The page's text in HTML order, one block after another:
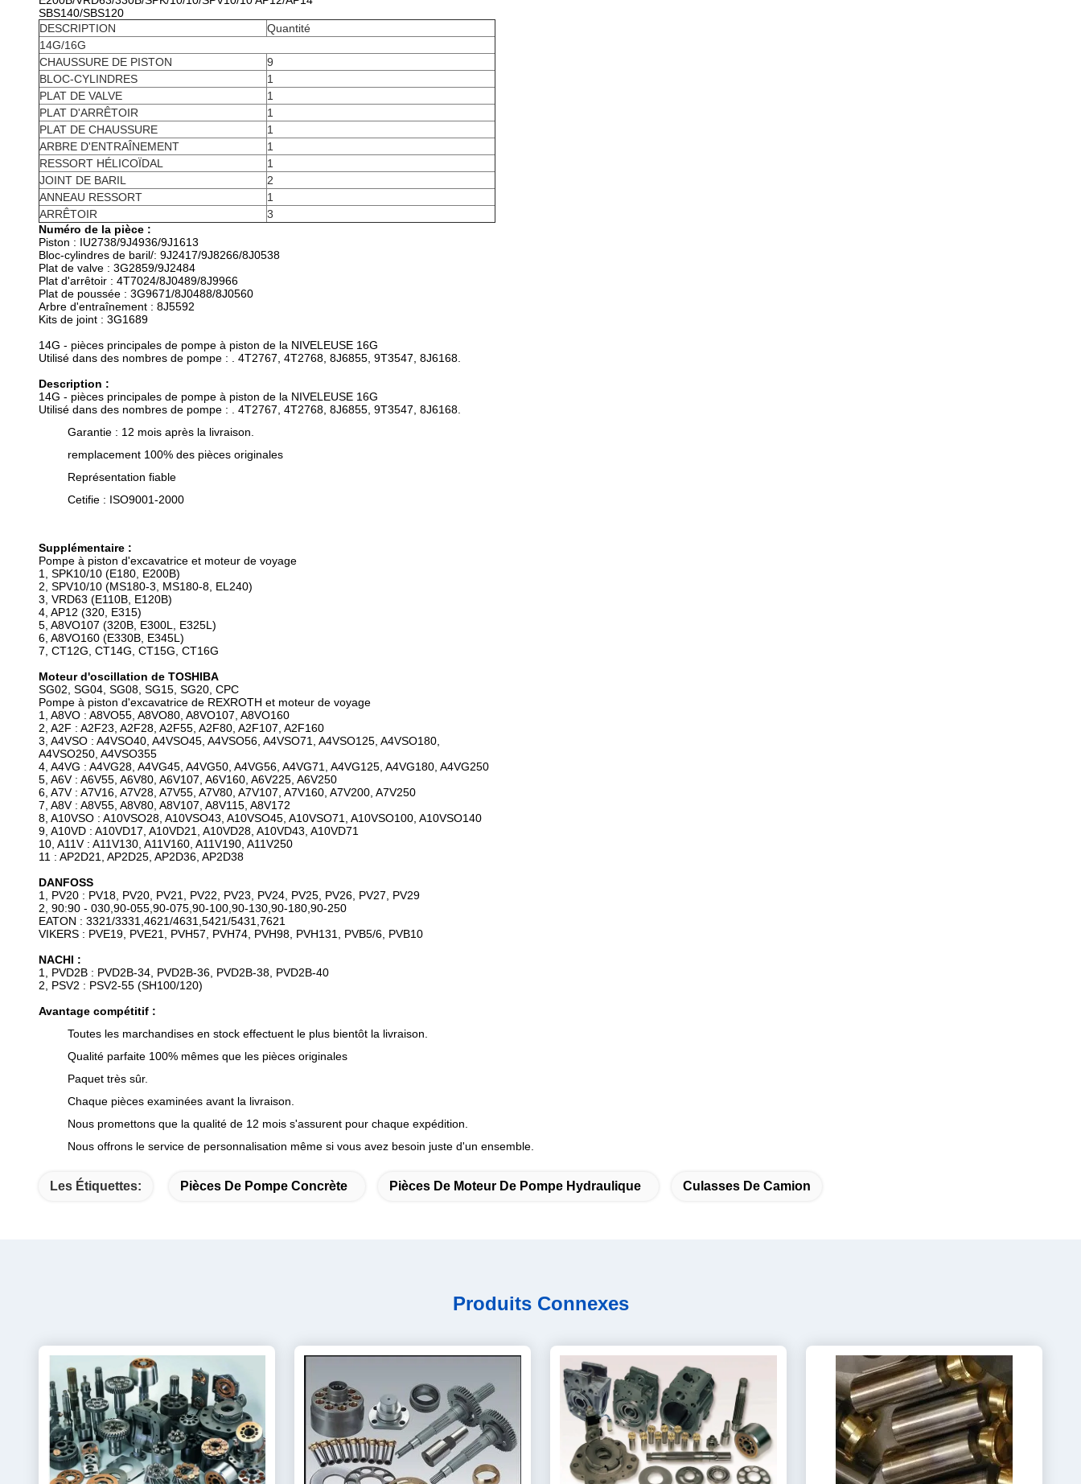
SBS140/SBS120
DESCRIPTION
Quantité
14G/16G
CHAUSSURE DE PISTON
9
BLOC-CYLINDRES
1
PLAT DE VALVE
1
PLAT D'ARRÊTOIR
1
PLAT DE CHAUSSURE
1
ARBRE D'ENTRAÎNEMENT
1
RESSORT HÉLICOÏDAL
1
JOINT DE BARIL
2
ANNEAU RESSORT
1
ARRÊTOIR
3
Numéro de la pièce :
Piston : IU2738/9J4936/9J1613
Bloc-cylindres de baril/: 9J2417/9J8266/8J0538
Plat de valve : 3G2859/9J2484
Plat d'arrêtoir : 4T7024/8J0489/8J9966
Plat de poussée : 3G9671/8J0488/8J0560
Arbre d'entraînement : 8J5592
Kits de joint : 3G1689
14G - pièces principales de pompe à piston de la NIVELEUSE 16G
Utilisé dans des nombres de pompe : . 4T2767, 4T2768, 8J6855, 9T3547, 8J6168.
Description :
14G - pièces principales de pompe à piston de la NIVELEUSE 16G
Utilisé dans des nombres de pompe : . 4T2767, 4T2768, 8J6855, 9T3547, 8J6168.
Garantie : 12 mois après la livraison.
remplacement 100% des pièces originales
Représentation fiable
Cetifie : ISO9001-2000
Supplémentaire :
Pompe à piston d'excavatrice et moteur de voyage
1, SPK10/10 (E180, E200B)
2, SPV10/10 (MS180-3, MS180-8, EL240)
3, VRD63 (E110B, E120B)
4, AP12 (320, E315)
5, A8VO107 (320B, E300L, E325L)
6, A8VO160 (E330B, E345L)
7, CT12G, CT14G, CT15G, CT16G
Moteur d'oscillation de TOSHIBA
SG02, SG04, SG08, SG15, SG20, CPC
Pompe à piston d'excavatrice de REXROTH et moteur de voyage
1, A8VO : A8VO55, A8VO80, A8VO107, A8VO160
2, A2F : A2F23, A2F28, A2F55, A2F80, A2F107, A2F160
3, A4VSO : A4VSO40, A4VSO45, A4VSO56, A4VSO71, A4VSO125, A4VSO180,
A4VSO250, A4VSO355
4, A4VG : A4VG28, A4VG45, A4VG50, A4VG56, A4VG71, A4VG125, A4VG180, A4VG250
5, A6V : A6V55, A6V80, A6V107, A6V160, A6V225, A6V250
6, A7V : A7V16, A7V28, A7V55, A7V80, A7V107, A7V160, A7V200, A7V250
7, A8V : A8V55, A8V80, A8V107, A8V115, A8V172
8, A10VSO : A10VSO28, A10VSO43, A10VSO45, A10VSO71, A10VSO100, A10VSO140
9, A10VD : A10VD17, A10VD21, A10VD28, A10VD43, A10VD71
10, A11V : A11V130, A11V160, A11V190, A11V250
11 : AP2D21, AP2D25, AP2D36, AP2D38
DANFOSS
1, PV20 : PV18, PV20, PV21, PV22, PV23, PV24, PV25, PV26, PV27, PV29
2, 90:90 - 030,90-055,90-075,90-100,90-130,90-180,90-250
EATON : 3321/3331,4621/4631,5421/5431,7621
VIKERS : PVE19, PVE21, PVH57, PVH74, PVH98, PVH131, PVB5/6, PVB10
NACHI :
1, PVD2B : PVD2B-34, PVD2B-36, PVD2B-38, PVD2B-40
2, PSV2 : PSV2-55 (SH100/120)
Avantage compétitif :
Toutes les marchandises en stock effectuent le plus bientôt la livraison.
Qualité parfaite 100% mêmes que les pièces originales
Paquet très sûr.
Chaque pièces examinées avant la livraison.
Nous promettons que la qualité de 12 mois s'assurent pour chaque expédition.
Nous offrons le service de personnalisation même si vous avez besoin juste d'un ensemble.
Les Étiquettes: Pièces De Pompe Concrète Pièces De Moteur De Pompe Hydraulique Culasses De Camion
Produits Connexes